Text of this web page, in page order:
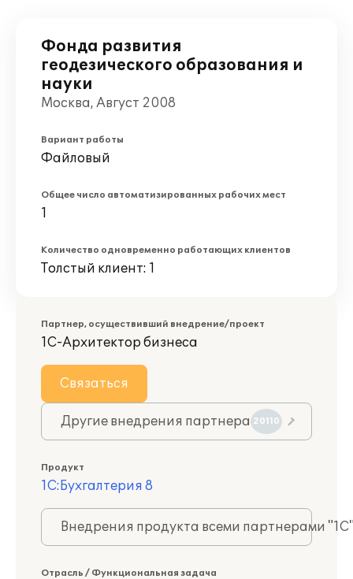
Фонда развития
геодезического образования и
науки
Москва, Август 2008
Вариант работы
Файловый
Общее число автоматизированных рабочих мест
1
Количество одновременно работающих клиентов
Толстый клиент: 1
Партнер, осуществивший внедрение/проект
1С-Архитектор бизнеса
Связаться
Другие внедрения партнера 20110
Продукт
1С:Бухгалтерия 8
Внедрения продукта всеми партнерами
Отрасль / Функциональная задача